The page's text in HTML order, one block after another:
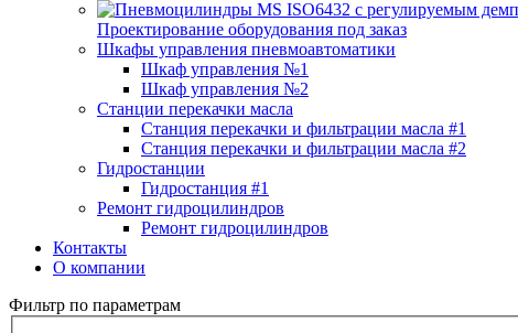
Проектирование оборудования под заказ
Шкафы управления пневмоавтоматики
Шкаф управления №1
Шкаф управления №2
Станции перекачки масла
Станция перекачки и фильтрации масла #1
Станция перекачки и фильтрации масла #2
Гидростанции
Гидростанция #1
Ремонт гидроцилиндров
Ремонт гидроцилиндров
Контакты
О компании
Фильтр по параметрам